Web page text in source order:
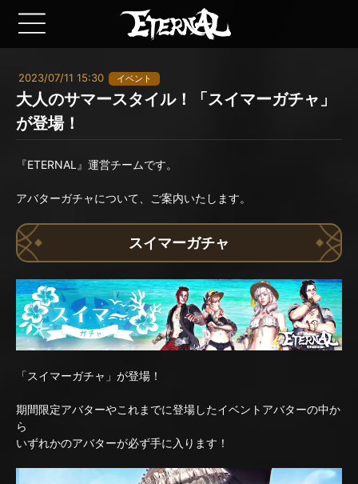
2023/07/11 15:30 イベント
大人のサマースタイル！「スイマーガチャ」
が登場！
『ETERNAL』運営チームです。
アバターガチャについて、ご案内いたします。
スイマーガチャ
「スイマーガチャ」が登場！
期間限定アバターやこれまでに登場したイベントアバターの中か
ら
いずれかのアバターが必ず手に入ります！